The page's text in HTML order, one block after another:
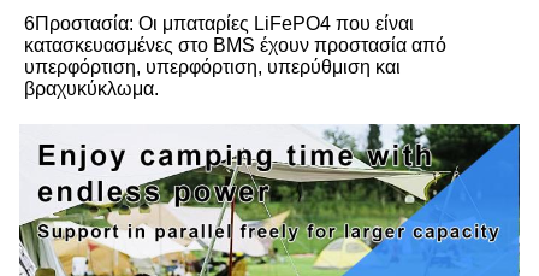
6Προστασία: Οι μπαταρίες LiFePO4 που είναι
κατασκευασμένες στο BMS έχουν προστασία από
υπερφόρτιση, υπερφόρτιση, υπερύθμιση και
βραχυκύκλωμα.